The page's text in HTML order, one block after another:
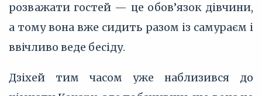
розважати гостей — це обов’язок дівчини,
а тому вона вже сидить разом із самураєм і
ввічливо веде бесіду.
Дзіхей тим часом уже наблизився до